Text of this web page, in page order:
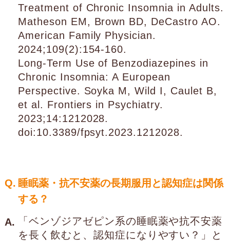
Treatment of Chronic Insomnia in Adults.
Matheson EM, Brown BD, DeCastro AO.
American Family Physician.
2024;109(2):154-160.
Long-Term Use of Benzodiazepines in
Chronic Insomnia: A European
Perspective. Soyka M, Wild I, Caulet B,
et al. Frontiers in Psychiatry.
2023;14:1212028.
doi:10.3389/fpsyt.2023.1212028.
Q. 睡眠薬・抗不安薬の長期服用と認知症は関係
する？
A.
「ベンゾジアゼピン系の睡眠薬や抗不安薬
を長く飲むと、認知症になりやすい？」と